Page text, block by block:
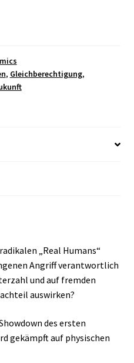
, Gleichberechtigung,
„Real Humans“
Angriff verantwortlich
und auf fremden
auswirken?
des ersten
gekämpft auf physischen